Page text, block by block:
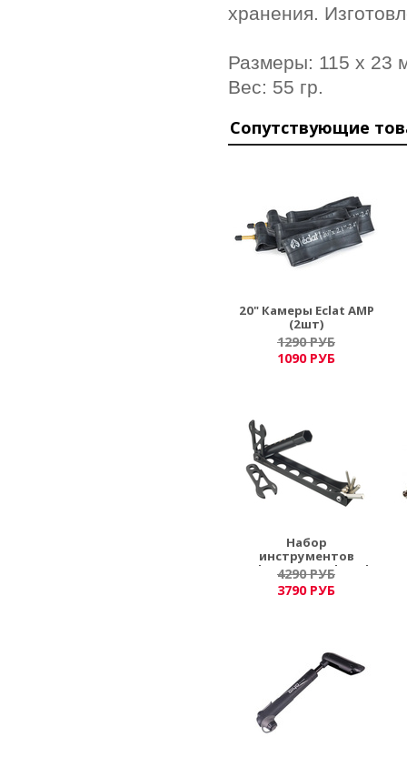
хранения.
Размеры: 115 х 23
Вес: 55 гр.
Сопутствующие
20" Камеры Eclat AMP
(2шт)
1290 РУБ
1090 РУБ
Набор
инструментов
Odyssey Travel Tool
4290 РУБ
3790 РУБ